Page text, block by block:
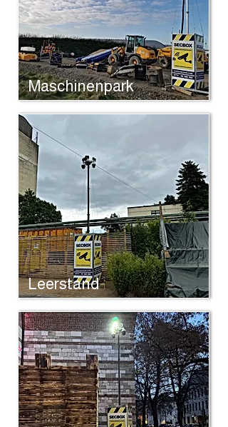
Maschinenpark
Leerstand